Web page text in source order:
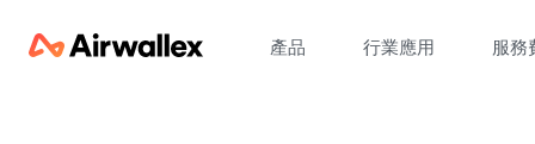
產品 行業應用 服務